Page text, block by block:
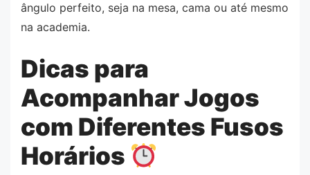
ângulo perfeito, seja na mesa, cama ou até mesmo
na academia.
Dicas para
Acompanhar Jogos
com Diferentes Fusos
Horários